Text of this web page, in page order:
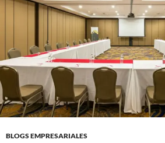
BLOGS EMPRESARIALES